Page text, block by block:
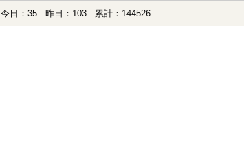
今日：35 昨日：103 累計：144526